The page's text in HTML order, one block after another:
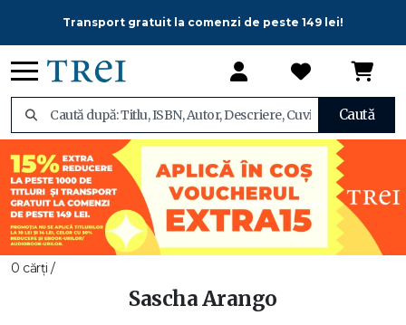
Transport gratuit la comenzi de peste 149 lei!
Caută
0 cărți /
Sascha Arango